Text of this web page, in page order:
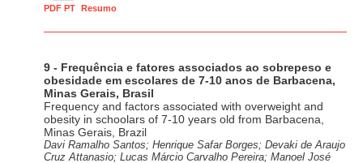
PDF PT Resumo
9 - Frequência e fatores associados ao sobrepeso e
obesidade em escolares de 7-10 anos de Barbacena,
Minas Gerais, Brasil
Frequency and factors associated with overweight and
obesity in schoolars of 7-10 years old from Barbacena,
Minas Gerais, Brazil
Davi Ramalho Santos; Henrique Safar Borges; Devaki de Araujo
Cruz Attanasio; Lucas Márcio Carvalho Pereira; Manoel José